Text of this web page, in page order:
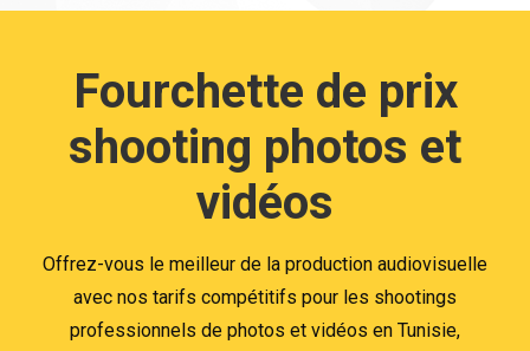
Fourchette de prix
shooting photos et
vidéos
Offrez-vous le meilleur de la production audiovisuelle
avec nos tarifs compétitifs pour les shootings
professionnels de photos et vidéos en Tunisie,